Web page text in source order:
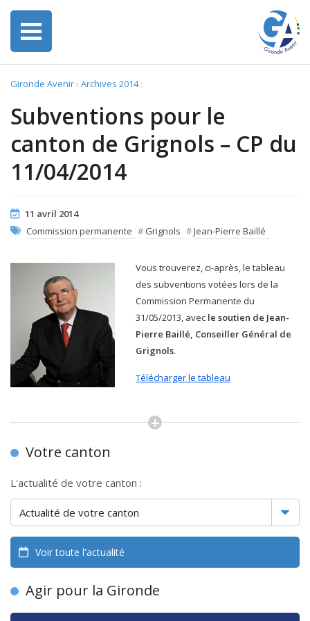
Gironde Avenir› Archives 2014:
Subventions pour le
canton de Grignols – CP du
11/04/2014
11 avril 2014
Commission permanente # Grignols #Jean-Pierre Baillé
Vous trouverez, ci-après, le tableau
des subventions votées lors de la
Commission Permanente du
31/05/2013, avec le soutien de Jean-
Pierre Baillé, Conseiller Général de
Grignols.
Télécharger le tableau
Votre canton
L'actualité de votre canton :
Voir toute l'actualité
Agir pour la Gironde